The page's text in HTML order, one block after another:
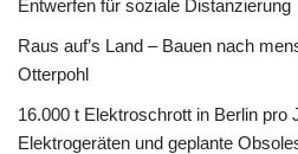
Entwerfen für soziale Distanzierung
Raus auf’s Land – Bauen nach
Otterpohl
16.000 t Elektroschrott in Berlin pro
Elektrogeräten und geplante